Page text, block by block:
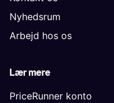
Nyhedsrum
Arbejd hos os
Lær mere
PriceRunner konto